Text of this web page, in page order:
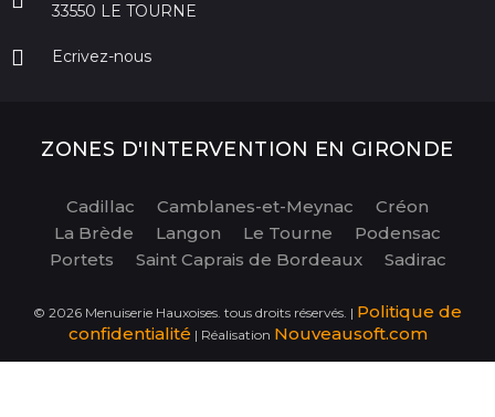
33550 LE TOURNE
Ecrivez-nous
ZONES D'INTERVENTION EN GIRONDE
Cadillac Camblanes-et-Meynac
Créon
La Brède
Langon Le Tourne
Podensac
Portets
Saint Caprais de Bordeaux Sadirac
© 2026 Menuiserie Hauxoises. tous droits réservés. | Politique de
confidentialité | Réalisation Nouveausoft.com